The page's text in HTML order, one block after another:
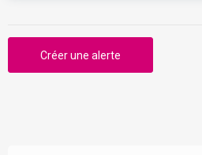
Créer une alerte